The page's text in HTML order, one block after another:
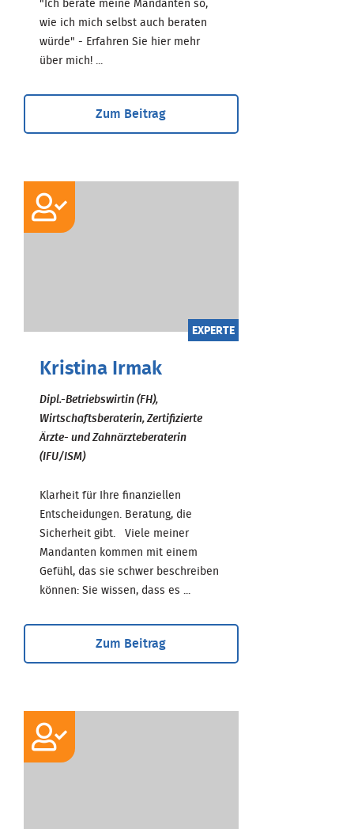
"Ich berate meine Mandanten so,
wie ich mich selbst auch beraten
würde" - Erfahren Sie hier mehr
über mich! ...
Zum Beitrag
EXPERTE
Kristina Irmak
Dipl.-Betriebswirtin (FH),
Wirtschaftsberaterin, Zertifizierte
Ärzte- und Zahnärzteberaterin
(IFU/ISM)
Klarheit für Ihre finanziellen
Entscheidungen. Beratung, die
Sicherheit gibt. Viele meiner
Mandanten kommen mit einem
Gefühl, das sie schwer beschreiben
können: Sie wissen, dass es ...
Zum Beitrag